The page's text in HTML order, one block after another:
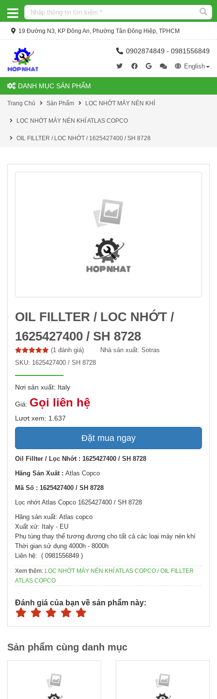
19 Đường N3, KP Đông An, Phường Tân Đông Hiệp, TPHCM
0902874849 - 0981556849
English
DANH MỤC SẢN PHẨM
Trang Chủ Sản Phẩm LỌC NHỚT MÁY NÉN KHÍ
LỌC NHỚT MÁY NÉN KHÍ ATLAS COPCO
OIL FILLTER / LOC NHỚT / 1625427400 / SH 8728
OIL FILLTER / LOC NHỚT /
1625427400 / SH 8728
(1 đánh giá) Nhà sản xuất: Sotras
SKU: 1625427400 / SH 8728
Nơi sản xuất: Italy
Giá: Gọi liên hệ
Lượt xem: 1.637
Đặt mua ngay
Oil Fillter / Lọc Nhớt : 1625427400 / SH 8728
Hãng Sản Xuất : Atlas Copco
Mã Số : 1625427400 / SH 8728
Lọc nhớt Atlas Copco 1625427400 / SH 8728
Hãng sản xuất: Atlas copco
Xuất xứ: Italy - EU
Phụ tùng thay thế tương đương cho tất cả các loại máy nén khí
Thời gian sử dụng 4000h - 8000h
Liên hệ: ( 0981556849 )
Xem thêm: LỌC NHỚT MÁY NÉN KHÍ ATLAS COPCO / OIL FILLTER
ATLAS COPCO
Đánh giá của bạn về sản phẩm này:
Sản phẩm cùng danh mục